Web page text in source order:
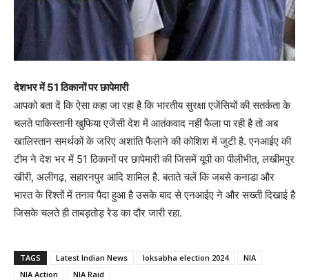
देशभर में 51 ठिकानों पर छापेमारी
आपको बता दें कि ऐसा कहा जा रहा है कि भारतीय सुरक्षा एजेंसियों की सतर्कता के
चलते पाकिस्तानी खुफिया एजेंसी देश में आतंकवाद नहीं फैला पा रही है तो अब
खालिस्तान समर्थकों के जरिए अशांति फैलाने की कोशिश में जुटी है. एनआईए की
टीम ने देश भर में 51 ठिकानों पर छापेमारी की जिसमें यूपी का पीलीभीत, लखीमपुर
खीरी, अलीगढ़, सहारनपुर आदि शामिल है. बताते चलें कि जबसे कनाडा और
भारत के रिश्तों में तनाव पैदा हुआ है उसके बाद से एनआईए ने और सख्ती दिखाई है
जिसके चलते ही ताबड़तोड़ रेड का दौर जारी रहा.
TAGS Latest Indian News loksabha election 2024
NIA
NIA Action
NIA Raid